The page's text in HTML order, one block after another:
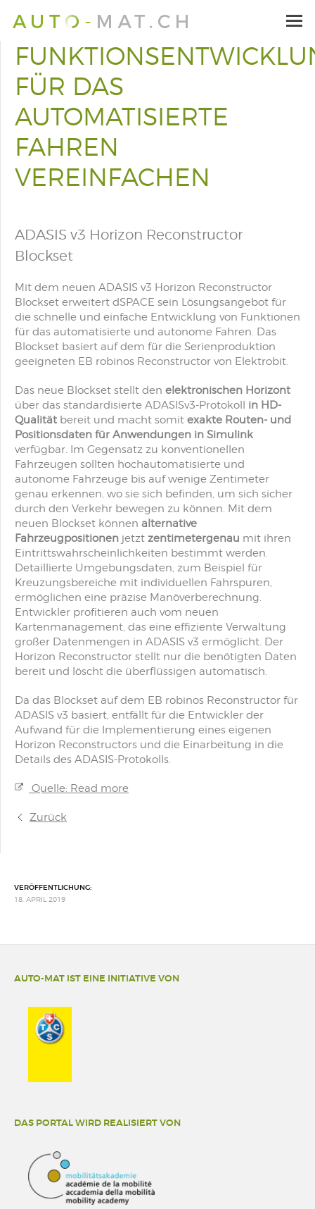
FÜR DAS
AUTOMATISIERTE
FAHREN
VEREINFACHEN
ADASIS v3 Horizon Reconstructor
Blockset
Mit dem neuen ADASIS v3 Horizon Reconstructor
Blockset erweitert dSPACE sein Lösungsangebot für
die schnelle und einfache Entwicklung von Funktionen
für das automatisierte und autonome Fahren. Das
Blockset basiert auf dem für die Serienproduktion
geeigneten EB robinos Reconstructor von Elektrobit.
Das neue Blockset stellt den elektronischen Horizont
über das standardisierte ADASISv3-Protokoll in HD-
Qualität bereit und macht somit exakte Routen- und
Positionsdaten für Anwendungen in Simulink
verfügbar. Im Gegensatz zu konventionellen
Fahrzeugen sollten hochautomatisierte und
autonome Fahrzeuge bis auf wenige Zentimeter
genau erkennen, wo sie sich befinden, um sich sicher
durch den Verkehr bewegen zu können. Mit dem
neuen Blockset können alternative
Fahrzeugpositionen jetzt zentimetergenau mit ihren
Eintrittswahrscheinlichkeiten bestimmt werden.
Detaillierte Umgebungsdaten, zum Beispiel für
Kreuzungsbereiche mit individuellen Fahrspuren,
ermöglichen eine präzise Manöverberechnung.
Entwickler profitieren auch vom neuen
Kartenmanagement, das eine effiziente Verwaltung
großer Datenmengen in ADASIS v3 ermöglicht. Der
Horizon Reconstructor stellt nur die benötigten Daten
bereit und löscht die überflüssigen automatisch.
Da das Blockset auf dem EB robinos Reconstructor für
ADASIS v3 basiert, entfällt für die Entwickler der
Aufwand für die Implementierung eines eigenen
Horizon Reconstructors und die Einarbeitung in die
Details des ADASIS-Protokolls.
Quelle: Read more
Zurück
VERÖFFENTLICHUNG:
18. APRIL 2019
AUTO-MAT IST EINE INITIATIVE VON
DAS PORTAL WIRD REALISIERT VON